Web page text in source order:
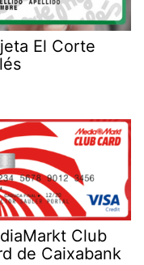
El Corte
Club
de Caixabank